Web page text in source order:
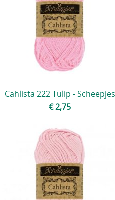
Cahlista 222 Tulip - Scheepjes
€ 2,75